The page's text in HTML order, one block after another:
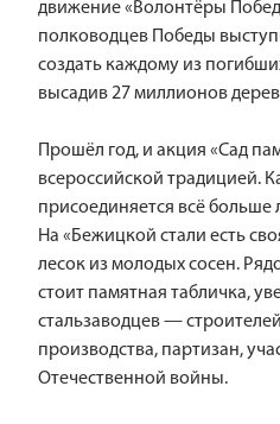
движение «Волонтёры
полководцев Победы
создать каждому из
высадив 27 миллионов
Прошёл год, и акция «Сад
всероссийской традицией.
присоединяется всё больше
На «Бежицкой стали есть
лесок из молодых сосен.
стоит памятная табличка,
стальзаводцев —
производства, партизан,
Отечественной войны.